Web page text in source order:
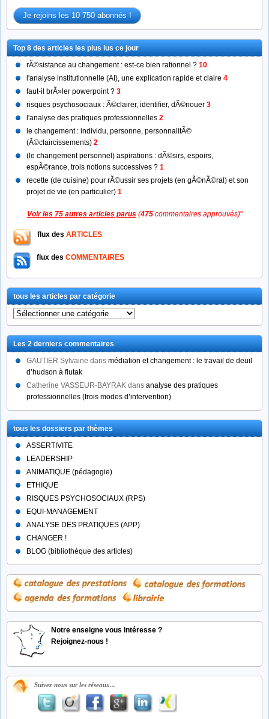
Top 8 des articles les plus lus ce jour
rÃ©sistance au changement : est-ce bien rationnel ? 10
l'analyse institutionnelle (AI), une explication rapide et claire 4
faut-il brÃ»ler powerpoint ? 3
risques psychosociaux : Ã©clairer, identifier, dÃ©nouer 3
l'analyse des pratiques professionnelles 2
le changement : individu, personne, personnalitÃ©
(Ã©claircissements) 2
(le changement personnel) aspirations : dÃ©sirs, espoirs,
espÃ©rance, trois notions successives ? 1
recette (de cuisine) pour rÃ©ussir ses projets (en gÃ©nÃ©ral) et son
projet de vie (en particulier) 1
Voir les 75 autres articles parus (475commentaires approuvés)"
flux des ARTICLES
flux des COMMENTAIRES
tous les articles par catégorie
tous
les
articles
par
catégorie
Les 2 derniers commentaires
GAUTIER Sylvaine dans médiation et changement : le travail de deuil
d’hudson à fiutak
Catherine VASSEUR-BAYRAK dans analyse des pratiques
professionnelles (trois modes d’intervention)
tous les dossiers par thèmes
ASSERTIVITE
LEADERSHIP
ANIMATIQUE (pédagogie)
ETHIQUE
RISQUES PSYCHOSOCIAUX (RPS)
EQUI-MANAGEMENT
ANALYSE DES PRATIQUES (APP)
CHANGER !
BLOG (bibliothèque des articles)
Notre enseigne vous intéresse ?
Rejoignez-nous !
Suivez-nous sur les réseaux...